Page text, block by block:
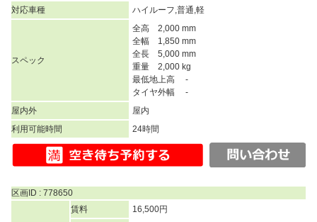
対応車種 ハイルーフ,普通,軽
スペック
全高 2,000 mm
全幅 1,850 mm
全長 5,000 mm
重量 2,000 kg
最低地上高 -
タイヤ外幅 -
屋内外
屋内
利用可能時間
24時間
区画ID : 778650
賃料
16,500円